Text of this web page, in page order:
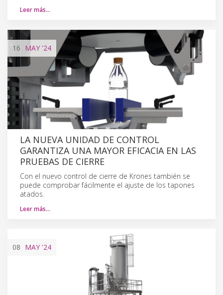
Leer más…
16 MAY '24
LA NUEVA UNIDAD DE CONTROL
GARANTIZA UNA MAYOR EFICACIA EN LAS
PRUEBAS DE CIERRE
Con el nuevo control de cierre de Krones también se
puede comprobar fácilmente el ajuste de los tapones
atados.
Leer más…
08 MAY '24